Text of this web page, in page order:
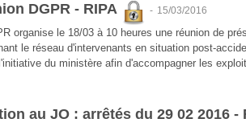
DGPR - RIPA - 15/03/2016
organise le 18/03 à 10 heures une réunion de
le réseau d'intervenants en situation post-
du ministère afin d'accompagner les
au JO : arrêtés du 29 02 2016 -